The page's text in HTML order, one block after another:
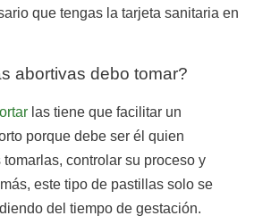
que tengas la tarjeta sanitaria en
abortivas debo tomar?
las tiene que facilitar un
porque debe ser él quien
controlar su proceso y
este tipo de pastillas solo se
del tiempo de gestación.